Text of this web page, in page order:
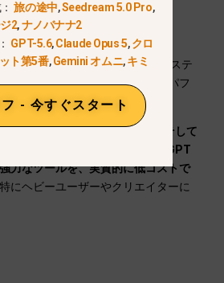
価値がある場合OpenAIのエコシステ
無料プランを上回る強化されたパフ
.
AIアクセス、より少ない制限、そして
ーマンスを求めるなら
GlobalGPT
力なツールを、実質的に低コストで
にヘビーユーザーやクリエイターに
：旅の途中,Seedream 5.0 Pro,
2,ナノバナナ2
GPT-5.6,Claude Opus 5,クロ
ト第5番,Gemini オムニ,キミ
- 今すぐスタート